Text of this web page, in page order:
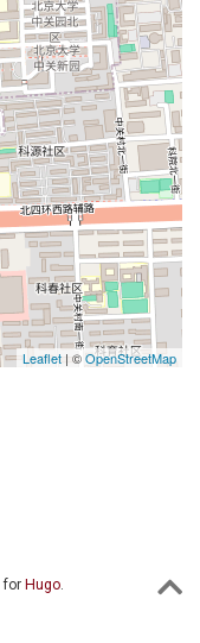
Leaflet | ©OpenStreetMap
for Hugo.